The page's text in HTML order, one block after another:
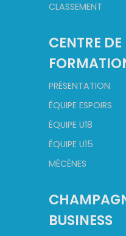
CLASSEMENT
CENTRE DE
PRÉSENTATION
ÉQUIPE ESPOIRS
ÉQUIPE U18
ÉQUIPE U15
MÉCÈNES
BUSINESS